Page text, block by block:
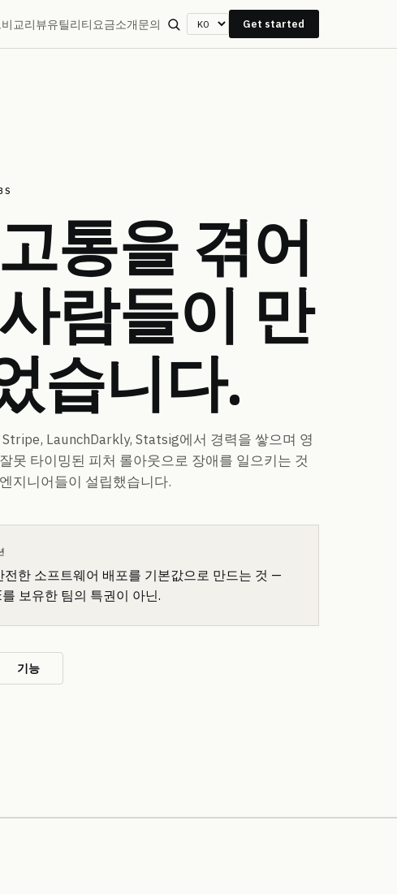
비교리뷰유틸리티 요금소개문의 Get started
통을 겪어
람들이 만
습니다.
LaunchDarkly, Statsig에서 경력을 쌓으며 영
못 타이밍된 피처 롤아웃으로 장애를 일으키는 것
지니어들이 설립했습니다.
전한 소프트웨어 배포를 기본값으로 만드는 것 —
를 보유한 팀의 특권이 아닌.
기능